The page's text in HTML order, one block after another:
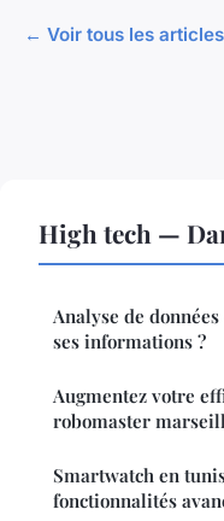
← Voir tous les
High tech —
Analyse de
ses informations ?
Augmentez votre
robomaster
Smartwatch en
fonctionnalités